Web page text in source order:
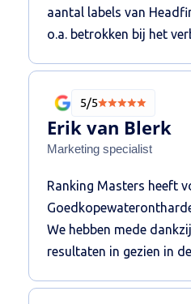
aantal labels van
o.a. betrokken bij het
communicatie resulteert
samenwerking. We zijn
strategische
5/5
Erik van Blerk
Marketing specialist
Ranking Masters heeft
We hebben mede
resultaten in gezien in